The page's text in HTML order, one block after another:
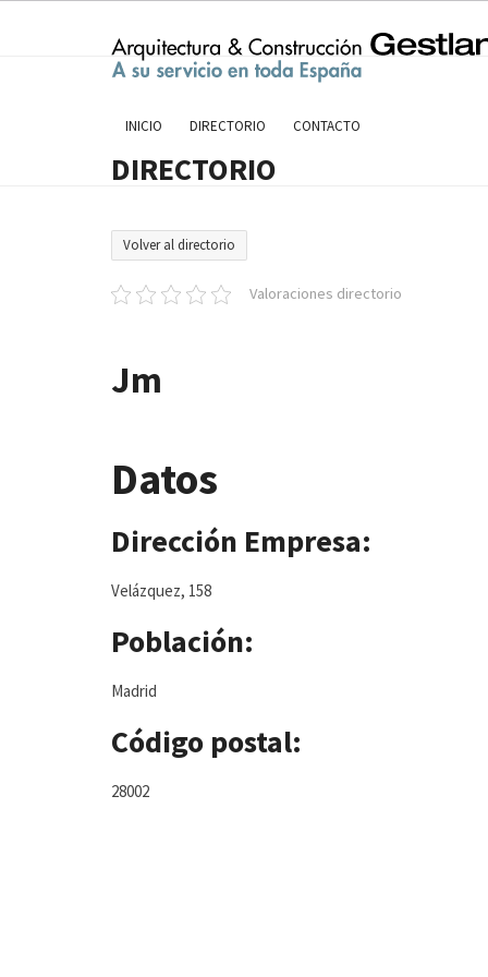
INICIO DIRECTORIO CONTACTO
DIRECTORIO
Volver al directorio
Valoraciones directorio
Jm
Datos
Dirección Empresa:
Velázquez, 158
Población:
Madrid
Código postal:
28002